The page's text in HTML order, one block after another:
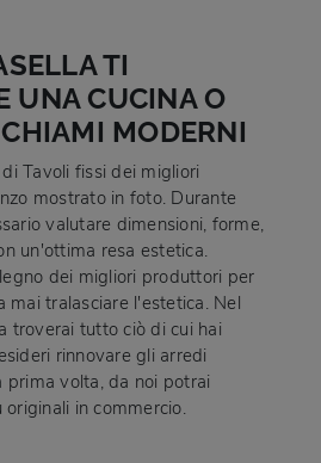
TI
UNA CUCINA O
MODERNI
Tavoli fissi dei migliori
mostrato in foto. Durante
valutare dimensioni, forme,
un'ottima resa estetica.
dei migliori produttori per
tralasciare l'estetica. Nel
troverai tutto ciò di cui hai
rinnovare gli arredi
prima volta, da noi potrai
in commercio.